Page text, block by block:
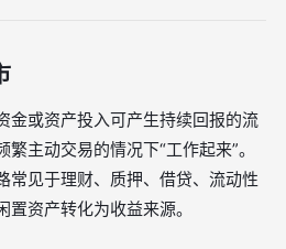
金或资产投入可产生持续回报的流
主动交易的情况下“工作起来”。
常见于理财、质押、借贷、流动性
资产转化为收益来源。